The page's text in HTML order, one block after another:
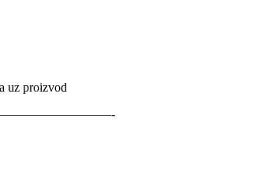
uz proizvod